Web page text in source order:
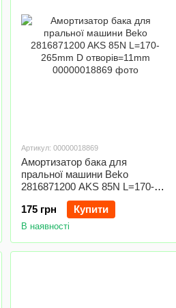
Артикул: 00000018869
Амортизатор бака для
пральної машини Beko
2816871200 AKS 85N L=170-
265mm D отворів=11mm
175 грн
Купити
В наявності